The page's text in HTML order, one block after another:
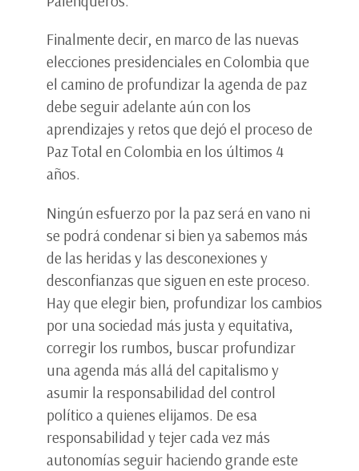
Finalmente decir, en marco de las nuevas
elecciones presidenciales en Colombia que
el camino de profundizar la agenda de paz
debe seguir adelante aún con los
aprendizajes y retos que dejó el proceso de
Paz Total en Colombia en los últimos 4
años.
Ningún esfuerzo por la paz será en vano ni
se podrá condenar si bien ya sabemos más
de las heridas y las desconexiones y
desconfianzas que siguen en este proceso.
Hay que elegir bien, profundizar los cambios
por una sociedad más justa y equitativa,
corregir los rumbos, buscar profundizar
una agenda más allá del capitalismo y
asumir la responsabilidad del control
político a quienes elijamos. De esa
responsabilidad y tejer cada vez más
autonomías seguir haciendo grande este